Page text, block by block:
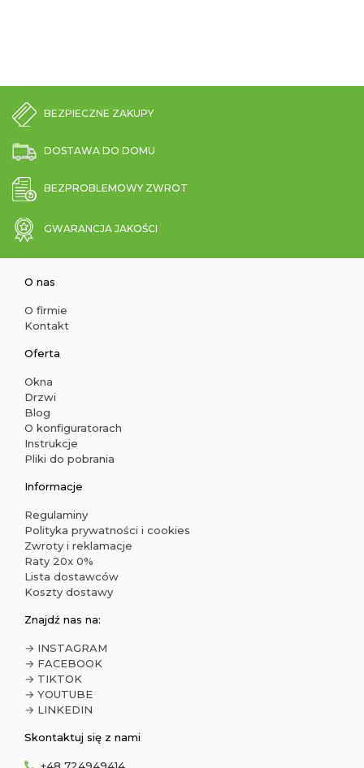
BEZPIECZNE ZAKUPY
DOSTAWA DO DOMU
BEZPROBLEMOWY ZWROT
GWARANCJA JAKOŚCI
O nas
O firmie
Kontakt
Oferta
Okna
Drzwi
Blog
O konfiguratorach
Instrukcje
Pliki do pobrania
Informacje
Regulaminy
Polityka prywatności i cookies
Zwroty i reklamacje
Raty 20x 0%
Lista dostawców
Koszty dostawy
Znajdź nas na:
→ INSTAGRAM
→ FACEBOOK
→ TIKTOK
→ YOUTUBE
→ LINKEDIN
Skontaktuj się z nami